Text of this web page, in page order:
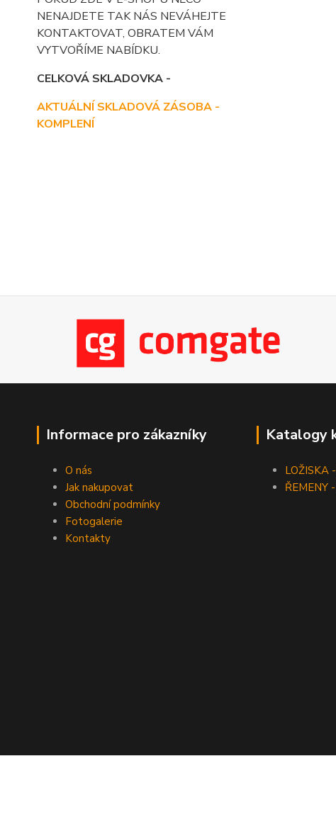
NENAJDETE TAK NÁS NEVÁHEJTE
KONTAKTOVAT, OBRATEM VÁM
VYTVOŘÍME NABÍDKU.
CELKOVÁ SKLADOVKA -
AKTUÁLNÍ SKLADOVÁ ZÁSOBA -
KOMPLENÍ
Informace pro zákazníky
O nás
Jak nakupovat
Obchodní podmínky
Fotogalerie
Kontakty
Katalogy
LOŽISKA
ŘEMENY